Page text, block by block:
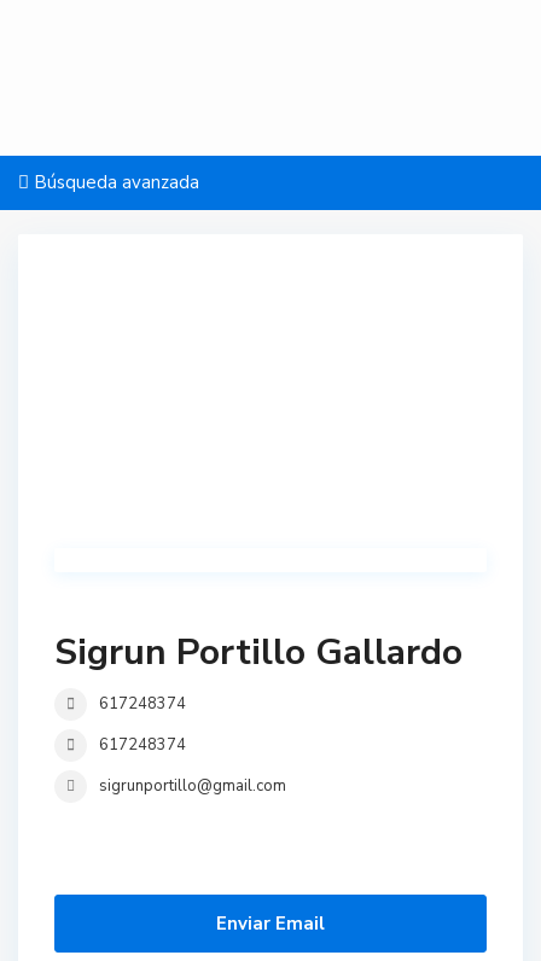
Búsqueda avanzada
Sigrun Portillo Gallardo
617248374
617248374
sigrunportillo@gmail.com
Enviar Email